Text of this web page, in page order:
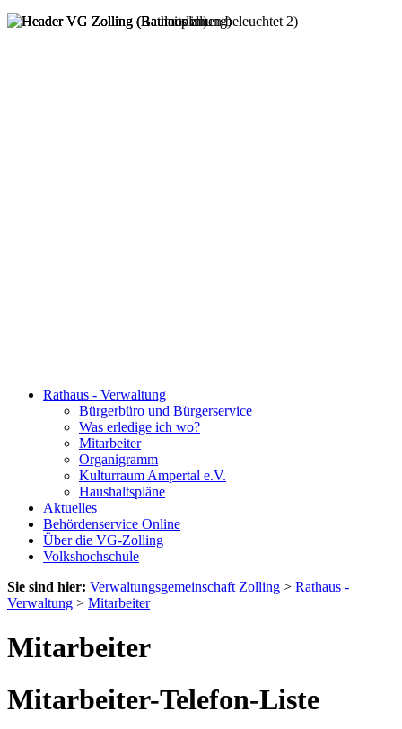
Rathaus - Verwaltung
Bürgerbüro und Bürgerservice
Was erledige ich wo?
Mitarbeiter
Organigramm
Kulturraum Ampertal e.V.
Haushaltspläne
Aktuelles
Behördenservice Online
Über die VG-Zolling
Volkshochschule
Sie sind hier: Verwaltungsgemeinschaft Zolling > Rathaus -
Verwaltung > Mitarbeiter
Mitarbeiter
Mitarbeiter-Telefon-Liste